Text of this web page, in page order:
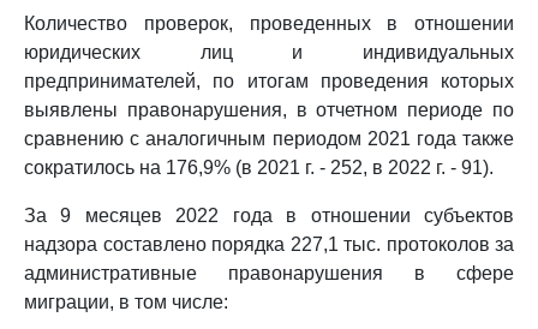
Количество проверок, проведенных в отношении
юридических лиц и индивидуальных
предпринимателей, по итогам проведения которых
выявлены правонарушения, в отчетном периоде по
сравнению с аналогичным периодом 2021 года также
сократилось на 176,9% (в 2021 г. - 252, в 2022 г. - 91).
За 9 месяцев 2022 года в отношении субъектов
надзора составлено порядка 227,1 тыс. протоколов за
административные правонарушения в сфере
миграции, в том числе: